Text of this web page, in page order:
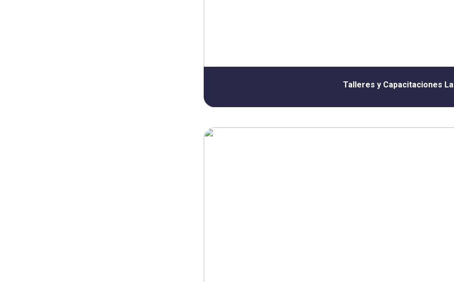
Talleres y Capacitaciones